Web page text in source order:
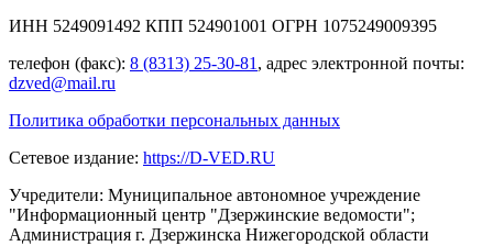
ИНН 5249091492 КПП 524901001 ОГРН 1075249009395
телефон (факс): 8 (8313) 25-30-81 , адрес электронной почты:
dzved@mail.ru
Политика обработки персональных данных
Сетевое издание: https://D-VED.RU
Учредители: Муниципальное автономное учреждение
"Информационный центр "Дзержинские ведомости";
Администрация г. Дзержинска Нижегородской области